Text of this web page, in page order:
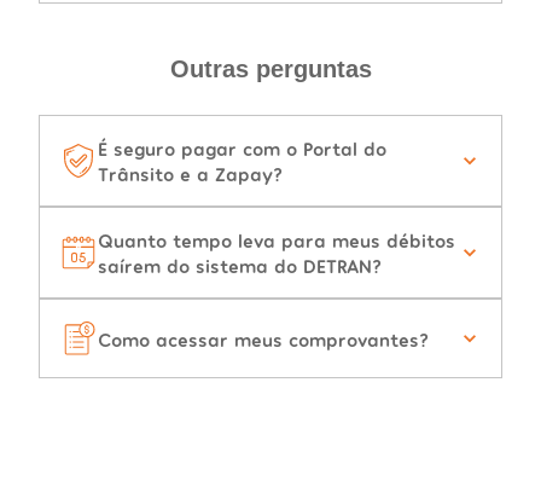
Outras perguntas
É seguro pagar com o Portal do
Trânsito e a Zapay?
Quanto tempo leva para meus débitos
saírem do sistema do DETRAN?
Como acessar meus comprovantes?